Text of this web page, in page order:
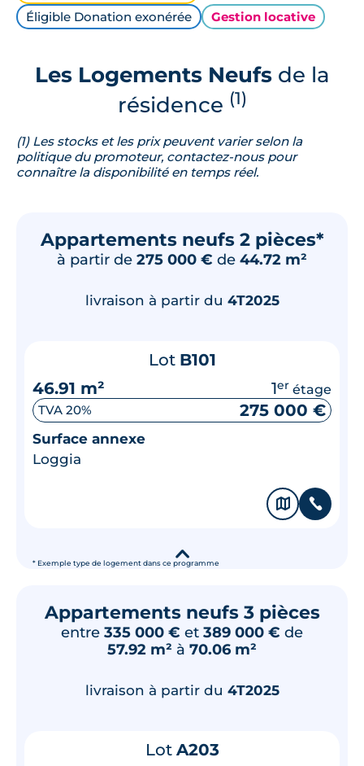
Éligible Donation exonérée
Gestion locative
Les Logements Neufsde la
résidence (1)
(1) Les stocks et les prix peuvent varier selon la
politique du promoteur, contactez-nous pour
connaître la disponibilité en temps réel.
Appartements neufs 2 pièces*
à partir de 275 000 € de 44.72 m²
* Exemple type de logement dans ce programme
livraison à partir du 4T2025
Lot B101
46.91 m²
1er étage
TVA 20% 275 000 €
Surface annexe
Loggia
🗞 📞
▾
Appartements neufs 3 pièces
entre 335 000 € et 389 000 € de
57.92 m² à 70.06 m²
livraison à partir du 4T2025
Lot A203